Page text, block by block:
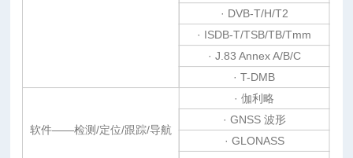
· DVB-T/H/T2
· ISDB-T/TSB/TB/Tmm
· J.83 Annex A/B/C
· T-DMB
软件——检测/定位/跟踪/导航
· 伽利略
· GNSS 波形
· GLONASS